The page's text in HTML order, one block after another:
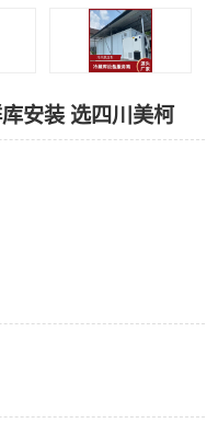
安装 选四川美柯
宾冷库，宜宾冻库设备